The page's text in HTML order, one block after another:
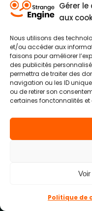
Gérer
aux
Nous utilisons des
et/ou accéder aux
faisons pour améliorer
des publicités
permettra de traiter des
navigation ou les ID
ou de retirer son
certaines fonctonnalités
Politique de
Comment se
Un site vitrine
en ligne qui
et vos
des pages
les
de site
permet ainsi
et du